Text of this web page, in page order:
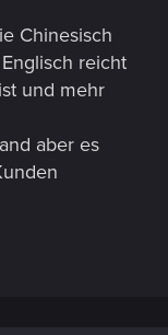
Chinesisch
reicht
und mehr
aber es